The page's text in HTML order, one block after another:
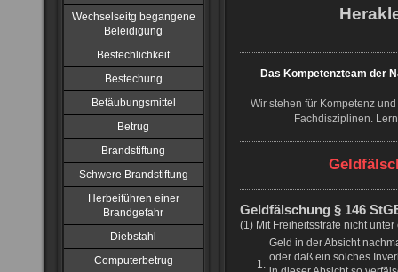
Wechselseitg begangene
Beleidigung
Bestechlichkeit
Bestechung
Betäubungsmittel
Betrug
Brandstiftung
Schwere Brandstiftung
Herbeiführen einer
Brandgefahr
Diebstahl
Computerbetrug
Das Kompetenzteam der
Wir stehen für Kompetenz
Fachdisziplinen.
Geldfälschung § 146
(1) Mit Freiheitsstrafe nicht
1.
Geld in der Absicht
oder daß ein solches